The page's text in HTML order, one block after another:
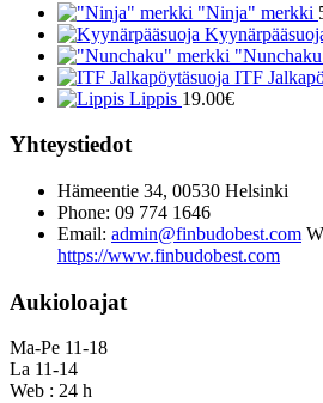
"Ninja" merkki
ITF
Lippis 19.00€
Yhteystiedot
Hämeentie 34, 00530 Helsinki
Phone: 09 774 1646
Email: admin@finbudobest.com
https://www.finbudobest.com
Aukioloajat
Ma-Pe 11-18
La 11-14
Web : 24 h